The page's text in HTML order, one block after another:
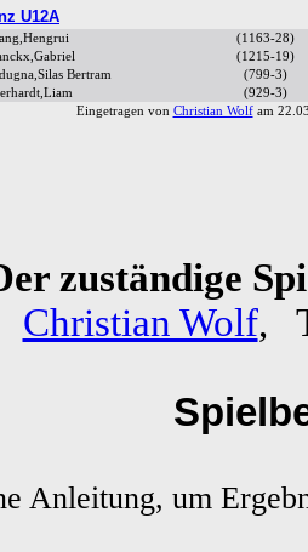
U12A
(1163-28)
(1215-19)
Bertram
(799-3)
(929-3)
Eingetragen von Christian Wolfam
zuständige
Christian Wolf,
Anleitung, um